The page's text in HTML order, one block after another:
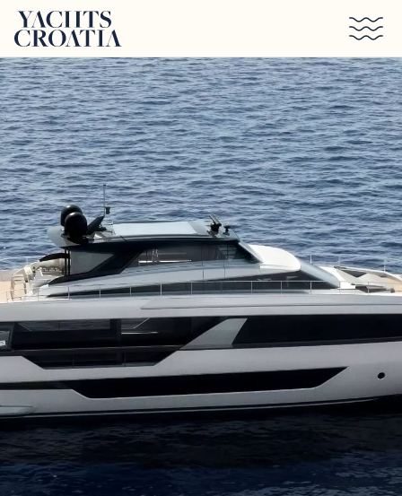
Saltar al contenido principal